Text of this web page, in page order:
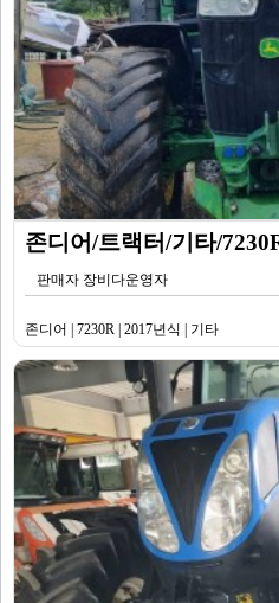
존디어/트랙터/기타/
판매자 장비다운영자
존디어 | 7230R | 2017년식 | 기타